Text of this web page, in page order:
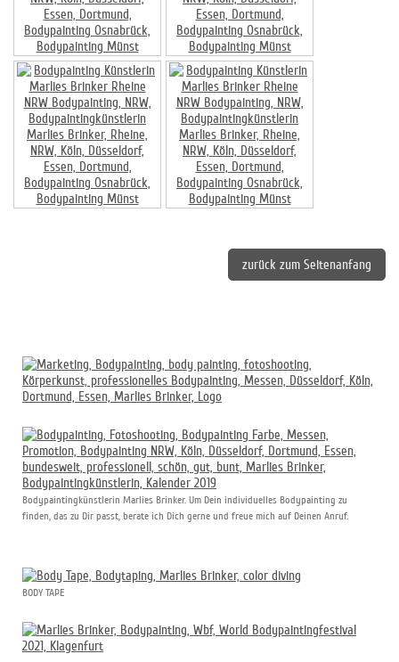
zurück zum Seitenanfang
Bodypaintingkünstlerin Marlies Brinker. Um Dein individuelles Bodypainting zu
finden, das zu Dir passt, berate ich Dich gerne und freue mich auf Deinen Anruf.
BODY TAPE